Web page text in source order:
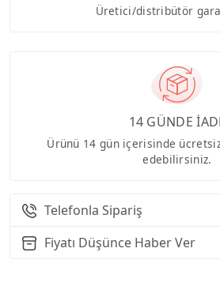
Üretici/distribütör
14 GÜNDE
Ürünü 14 gün içerisinde
edebilirsiniz.
Telefonla Sipariş
Fiyatı Düşünce Haber Ver